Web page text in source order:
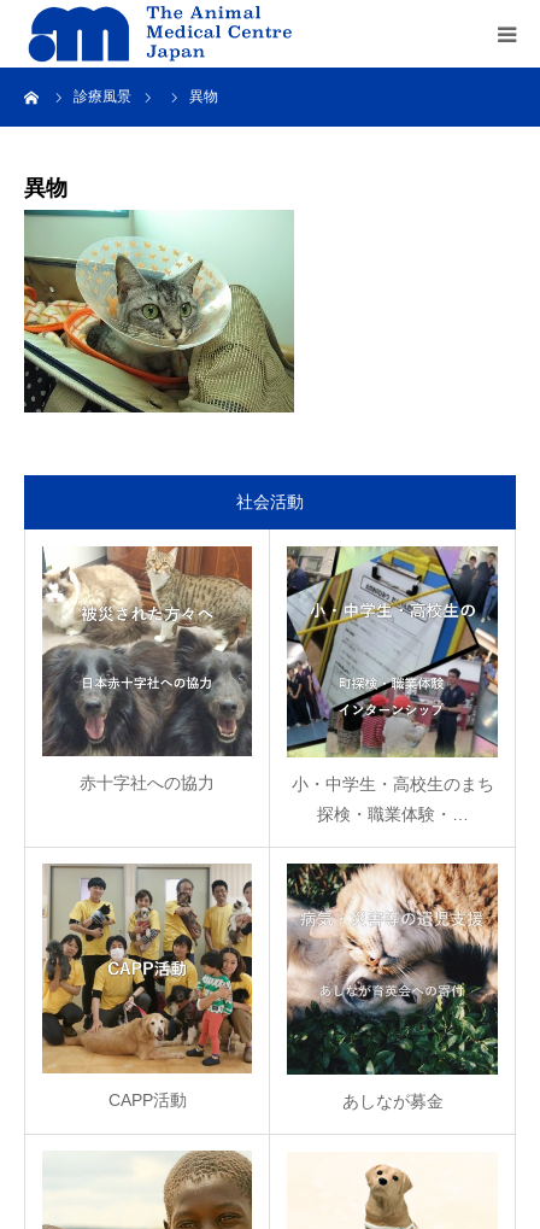
診療風景 異物
異物
社会活動
赤十字社への協力
小・中学生・高校生のまち
探検・職業体験・…
CAPP活動 あしなが募金
Home
service
recruit
contact us